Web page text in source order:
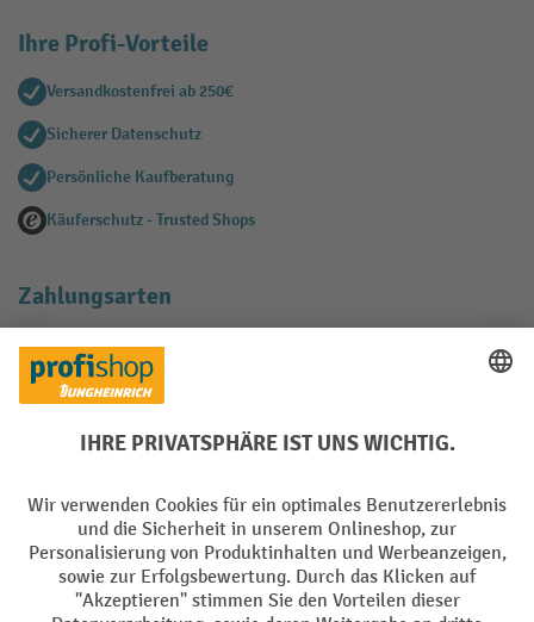
Ihre Profi-Vorteile
Versandkostenfrei ab 250€
Sicherer Datenschutz
Persönliche Kaufberatung
Käuferschutz - Trusted Shops
Zahlungsarten
Creditcard (Master)
Facebook
YouTube
LinkedIn
Instagram